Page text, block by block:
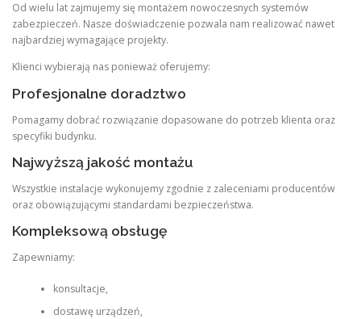
Od wielu lat zajmujemy się montażem nowoczesnych systemów
zabezpieczeń. Nasze doświadczenie pozwala nam realizować nawet
najbardziej wymagające projekty.
Klienci wybierają nas ponieważ oferujemy:
Profesjonalne doradztwo
Pomagamy dobrać rozwiązanie dopasowane do potrzeb klienta oraz
specyfiki budynku.
Najwyższą jakość montażu
Wszystkie instalacje wykonujemy zgodnie z zaleceniami producentów
oraz obowiązującymi standardami bezpieczeństwa.
Kompleksową obsługę
Zapewniamy:
konsultacje,
dostawę urządzeń,